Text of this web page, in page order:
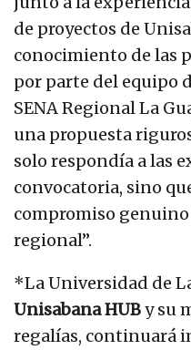
de proyectos de
conocimiento de las
por parte del equipo
SENA Regional La
una propuesta
solo respondía a las
convocatoria, sino
compromiso
regional”.
*La Universidad de
Unisabana HUBy su
regalías, continuará